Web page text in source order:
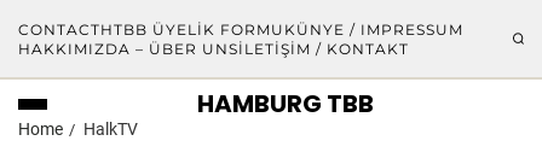
CONTACTHTBB ÜYELIK FORMU KÜNYE / IMPRESSUM
HAKKIMIZDA – ÜBER UNSİLETIŞIM / KONTAKT
HAMBURG TBB
Home HalkTV